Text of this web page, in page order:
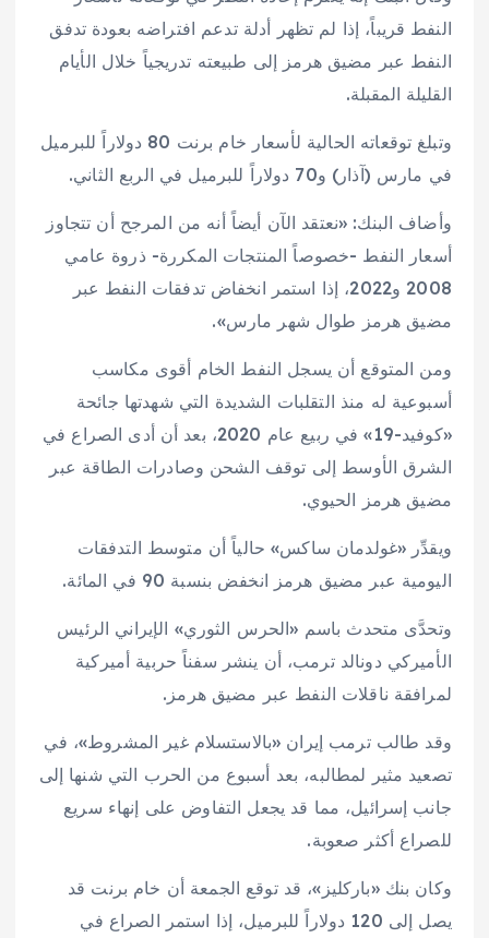
النفط قريباً، إذا لم تظهر أدلة تدعم افتراضه بعودة تدفق
النفط عبر مضيق هرمز إلى طبيعته تدريجياً خلال الأيام
القليلة المقبلة.
وتبلغ توقعاته الحالية لأسعار خام برنت 80 دولاراً للبرميل
في مارس (آذار) و70 دولاراً للبرميل في الربع الثاني.
وأضاف البنك: «نعتقد الآن أيضاً أنه من المرجح أن تتجاوز
أسعار النفط -خصوصاً المنتجات المكررة- ذروة عامي
2008 و2022، إذا استمر انخفاض تدفقات النفط عبر
مضيق هرمز طوال شهر مارس».
ومن المتوقع أن يسجل النفط الخام أقوى مكاسب
أسبوعية له منذ التقلبات الشديدة التي شهدتها جائحة
«كوفيد-19» في ربيع عام 2020، بعد أن أدى الصراع في
الشرق الأوسط إلى توقف الشحن وصادرات الطاقة عبر
مضيق هرمز الحيوي.
ويقدِّر «غولدمان ساكس» حالياً أن متوسط التدفقات
اليومية عبر مضيق هرمز انخفض بنسبة 90 في المائة.
وتحدَّى متحدث باسم «الحرس الثوري» الإيراني الرئيس
الأميركي دونالد ترمب، أن ينشر سفناً حربية أميركية
لمرافقة ناقلات النفط عبر مضيق هرمز.
وقد طالب ترمب إيران «بالاستسلام غير المشروط»، في
تصعيد مثير لمطالبه، بعد أسبوع من الحرب التي شنها إلى
جانب إسرائيل، مما قد يجعل التفاوض على إنهاء سريع
للصراع أكثر صعوبة.
وكان بنك «باركليز»، قد توقع الجمعة أن خام برنت قد
يصل إلى 120 دولاراً للبرميل، إذا استمر الصراع في